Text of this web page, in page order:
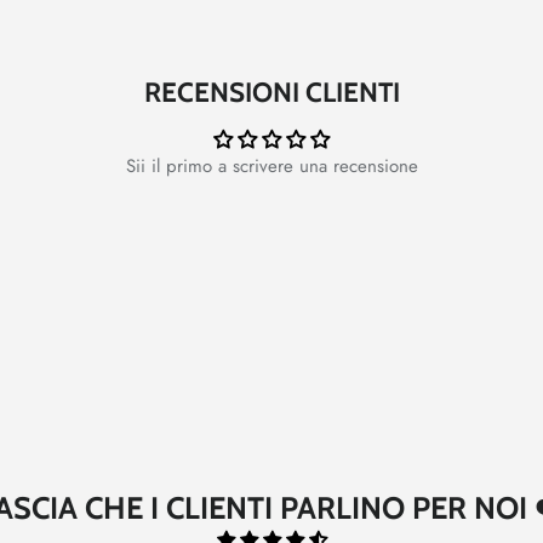
RECENSIONI CLIENTI
Sii il primo a scrivere una recensione
CHE I CLIENTI PARLINO PER